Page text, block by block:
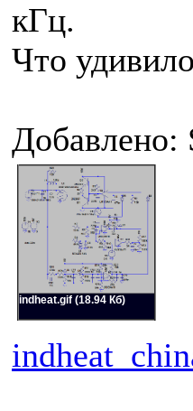
кГц.
Что
Добавлено:
indheat.gif (18.94 Кб)